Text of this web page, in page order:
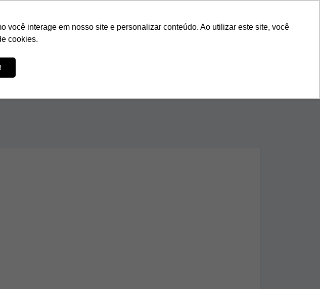
interage em nosso site e personalizar conteúdo. Ao utilizar este site, você
cookies.